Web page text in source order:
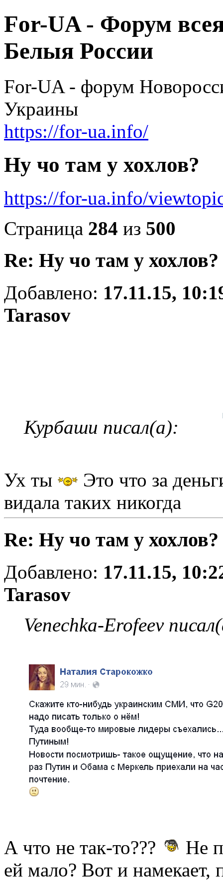
For-UA - Форум
Белыя России
For-UA - форум
Украины
https://for-ua.info/
Ну чо там у хохлов?
https://for-ua.info/
Страница 284 из 500
Re: Ну чо там у хохлов?
Добавлено: 17.11.15,
Tarasov
Курбаши писал(а):
Ух ты
Это что за
видала таких никогда
Re: Ну чо там у хохлов?
Добавлено: 17.11.15,
Tarasov
Venechka-Erofeev
А что не так-то???
Не
ей мало? Вот и намекает,